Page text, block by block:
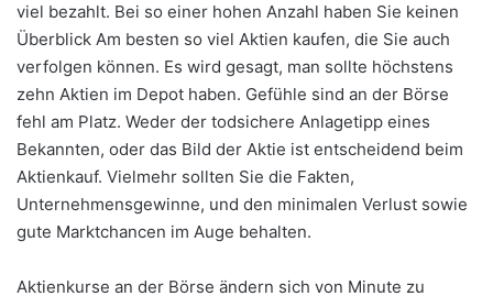
viel bezahlt. Bei so einer hohen Anzahl haben Sie keinen
Überblick Am besten so viel Aktien kaufen, die Sie auch
verfolgen können. Es wird gesagt, man sollte höchstens
zehn Aktien im Depot haben. Gefühle sind an der Börse
fehl am Platz. Weder der todsichere Anlagetipp eines
Bekannten, oder das Bild der Aktie ist entscheidend beim
Aktienkauf. Vielmehr sollten Sie die Fakten,
Unternehmensgewinne, und den minimalen Verlust sowie
gute Marktchancen im Auge behalten.
Aktienkurse an der Börse ändern sich von Minute zu